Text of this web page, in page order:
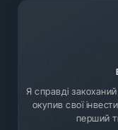
Я справді
окупив свої
перший